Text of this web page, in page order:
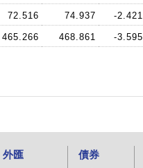
72.516 74.937 -2.421
465.266 468.861 -3.595
外匯 債券